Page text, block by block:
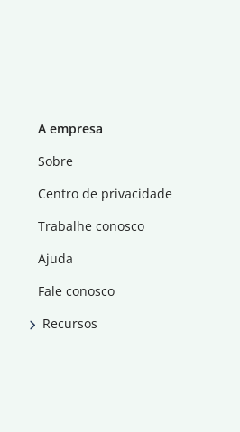
A empresa
Sobre
Centro de privacidade
Trabalhe conosco
Ajuda
Fale conosco
Recursos